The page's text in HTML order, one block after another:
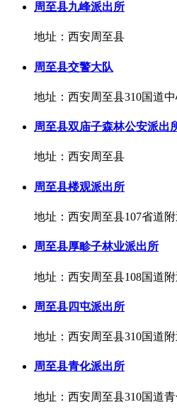
周至县九峰派出所
地址：西安周至县
周至县交警大队
地址：西安周至县310国道
周至县双庙子森林公安派出
地址：西安周至县
周至县楼观派出所
地址：西安周至县107省道
周至县厚畛子林业派出所
地址：西安周至县108国道
周至县四屯派出所
地址：西安周至县310国道
周至县青化派出所
地址：西安周至县310国道